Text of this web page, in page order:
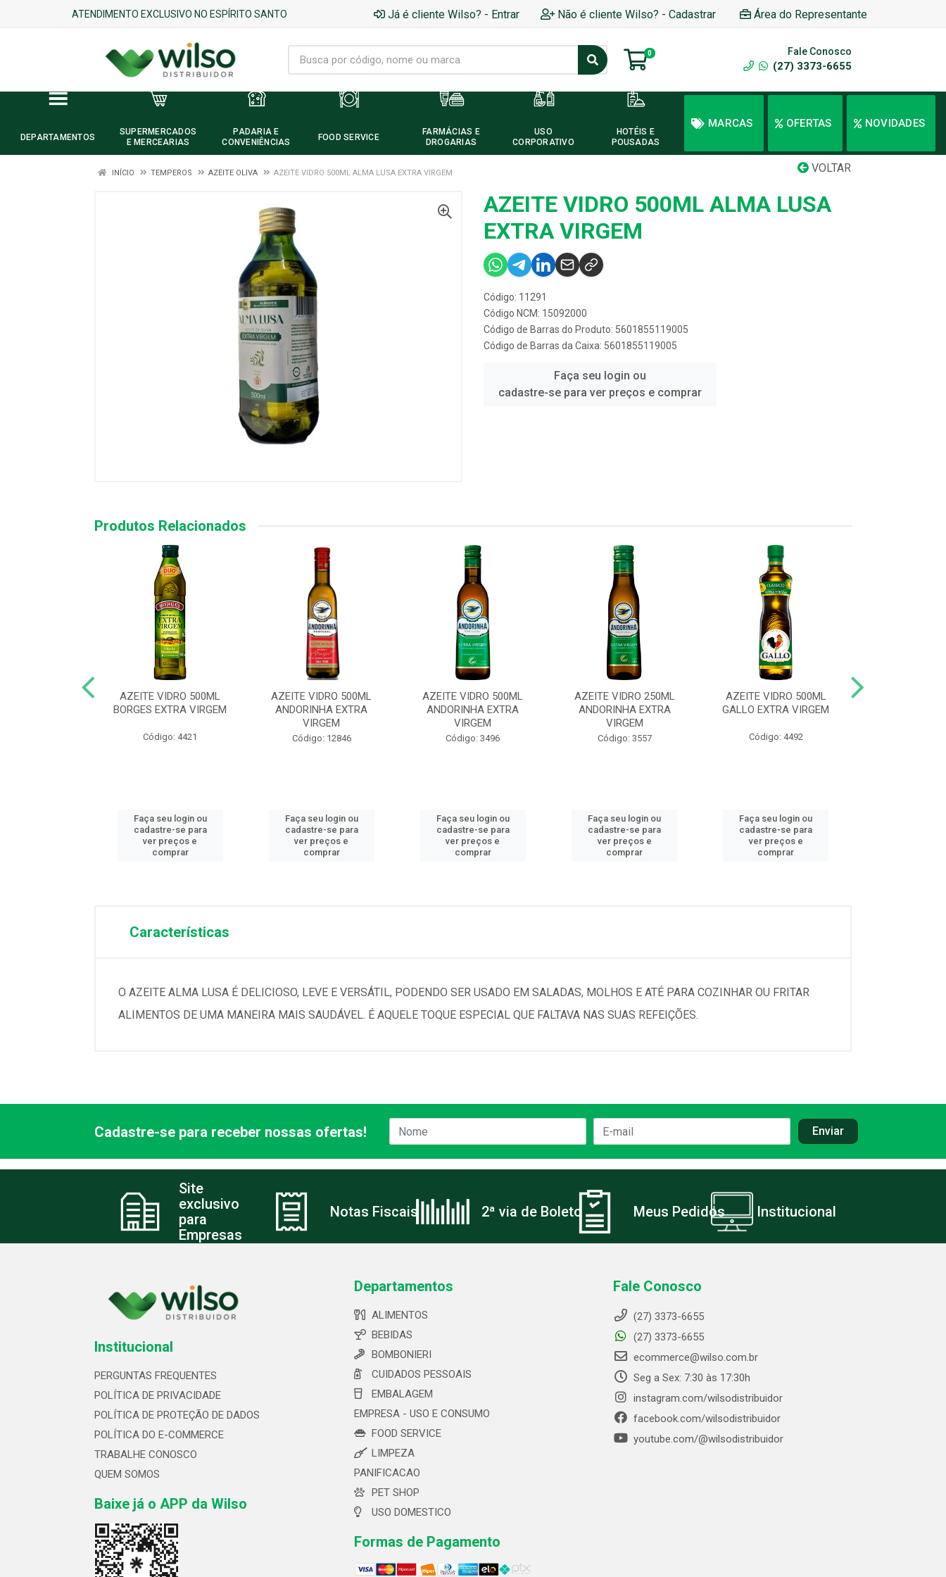
ATENDIMENTO EXCLUSIVO NO ESPÍRITO SANTO Já é cliente Wilso? - Entrar Não é cliente Wilso? - Cadastrar Área do Representante
0 Fale Conosco
(27) 3373-6655
DEPARTAMENTOS
SUPERMERCADOS
E MERCEARIAS
PADARIA E
CONVENIÊNCIAS
FOOD SERVICE
FARMÁCIAS E
DROGARIAS
USO
CORPORATIVO
HOTÉIS E
POUSADAS
MARCAS OFERTAS NOVIDADES
VOLTAR
INÍCIO TEMPEROS AZEITE OLIVA AZEITE VIDRO 500ML ALMA LUSA EXTRA VIRGEM
AZEITE VIDRO 500ML ALMA LUSA
EXTRA VIRGEM
Código: 11291
Código NCM: 15092000
Código de Barras do Produto: 5601855119005
Código de Barras da Caixa: 5601855119005
Faça seu login ou
cadastre-se para ver preços e comprar
Produtos Relacionados
AZEITE VIDRO 500ML
BORGES EXTRA VIRGEM
Código: 4421
Faça seu login ou
cadastre-se para
ver preços e
comprar
AZEITE VIDRO 500ML
ANDORINHA EXTRA
VIRGEM
Código: 12846
Faça seu login ou
cadastre-se para
ver preços e
comprar
AZEITE VIDRO 500ML
ANDORINHA EXTRA
VIRGEM
Código: 3496
Faça seu login ou
cadastre-se para
ver preços e
comprar
AZEITE VIDRO 250ML
ANDORINHA EXTRA
VIRGEM
Código: 3557
Faça seu login ou
cadastre-se para
ver preços e
comprar
AZEITE VIDRO 500ML
GALLO EXTRA VIRGEM
Código: 4492
Faça seu login ou
cadastre-se para
ver preços e
comprar
Características
O AZEITE ALMA LUSA É DELICIOSO, LEVE E VERSÁTIL, PODENDO SER USADO EM SALADAS, MOLHOS E ATÉ PARA COZINHAR OU FRITAR
ALIMENTOS DE UMA MANEIRA MAIS SAUDÁVEL. É AQUELE TOQUE ESPECIAL QUE FALTAVA NAS SUAS REFEIÇÕES.
Cadastre-se para receber nossas ofertas!
Site
exclusivo
para
Empresas
Notas Fiscais 2ª via de Boleto Meus Pedidos Institucional
Institucional
PERGUNTAS FREQUENTES
POLÍTICA DE PRIVACIDADE
POLÍTICA DE PROTEÇÃO DE DADOS
POLÍTICA DO E-COMMERCE
TRABALHE CONOSCO
QUEM SOMOS
Baixe já o APP da Wilso
Departamentos
ALIMENTOS
BEBIDAS
BOMBONIERI
CUIDADOS PESSOAIS
EMBALAGEM
EMPRESA - USO E CONSUMO
FOOD SERVICE
LIMPEZA
PANIFICACAO
PET SHOP
USO DOMESTICO
Formas de Pagamento
Fale Conosco
(27) 3373-6655
(27) 3373-6655
ecommerce@wilso.com.br
Seg a Sex: 7:30 às 17:30h
instagram.com/wilsodistribuidor
facebook.com/wilsodistribuidor
youtube.com/@wilsodistribuidor